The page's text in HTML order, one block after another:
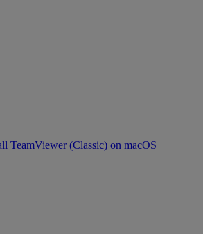
TeamViewer (Classic) on macOS